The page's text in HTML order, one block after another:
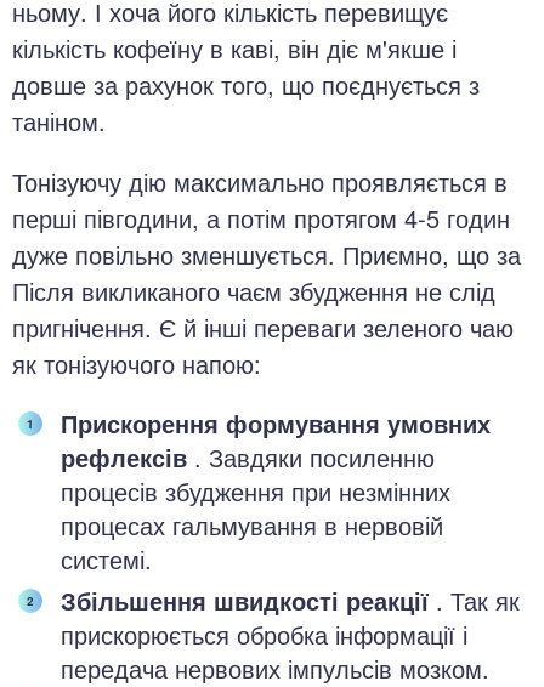
ньому. І хоча його кількість перевищує
кількість кофеїну в каві, він діє м'якше і
довше за рахунок того, що поєднується з
таніном.
Тонізуючу дію максимально проявляється в
перші півгодини, а потім протягом 4-5 годин
дуже повільно зменшується. Приємно, що за
Після викликаного чаєм збудження не слід
пригнічення. Є й інші переваги зеленого чаю
як тонізуючого напою:
Прискорення формування умовних
рефлексів . Завдяки посиленню
процесів збудження при незмінних
процесах гальмування в нервовій
системі.
Збільшення швидкості реакції . Так як
прискорюється обробка інформації і
передача нервових імпульсів мозком.